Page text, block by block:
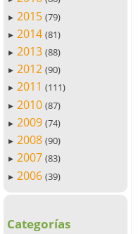
► 2015 (79)
► 2014 (81)
► 2013 (88)
► 2012 (90)
► 2011 (111)
► 2010 (87)
► 2009 (74)
► 2008 (90)
► 2007 (83)
► 2006 (39)
Categorías